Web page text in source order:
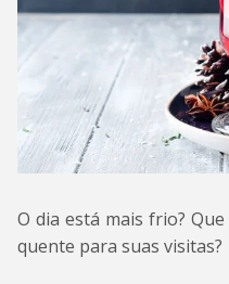
O dia está mais frio?
quente para suas visitas?